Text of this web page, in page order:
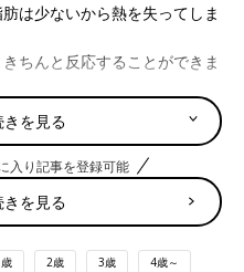
は少ないから熱を失ってしま
ちんと反応することができま
夜の気温差が激しい春と秋
いのです。だからこそ、赤ち
げて、気持ちよく寝かせてあ
きを見る
入り記事を登録可能
を見る
2歳 3歳 4歳～